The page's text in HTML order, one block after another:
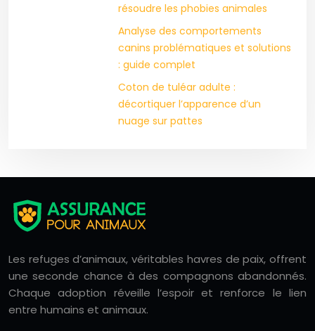
résoudre les phobies animales
Analyse des comportements
canins problématiques et solutions
: guide complet
Coton de tuléar adulte :
décortiquer l’apparence d’un
nuage sur pattes
Les refuges d’animaux, véritables havres de paix, offrent
une seconde chance à des compagnons abandonnés.
Chaque adoption réveille l’espoir et renforce le lien
entre humains et animaux.